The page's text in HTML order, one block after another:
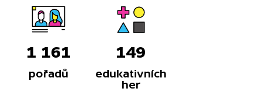
1 161
pořadů
149
edukativních
her